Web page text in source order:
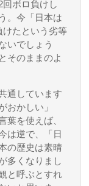
ボロ負けし
。今「日本は
けたという劣等
いでしょう
そのままのよ
通しています
おかしい」
葉を使えば、
は逆で、「日
の歴史は素晴
多くなりまし
と呼ぶとすれ